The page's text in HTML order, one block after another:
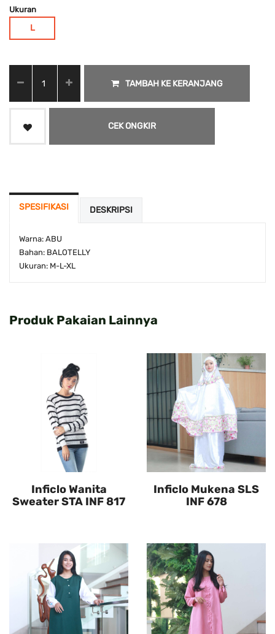
Ukuran
L
TAMBAH KE KERANJANG
CEK ONGKIR
SPESIFIKASI DESKRIPSI
Warna: ABU
Bahan: BALOTELLY
Ukuran: M-L-XL
Produk Pakaian Lainnya
Inficlo Wanita
Sweater STA INF 817
Inficlo Mukena SLS
INF 678